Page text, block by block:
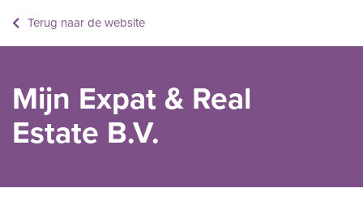
Terug naar de website
Mijn Expat & Real
Estate B.V.